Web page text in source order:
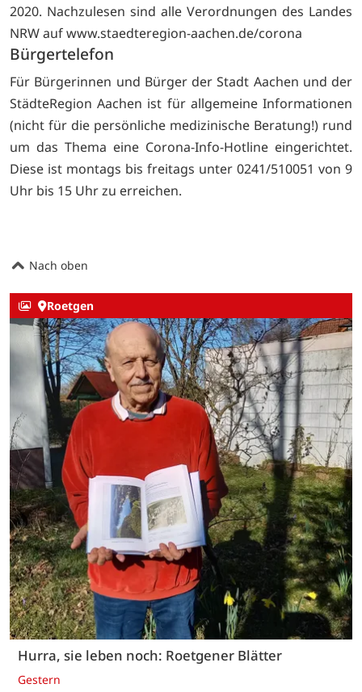
2020. Nachzulesen sind alle Verordnungen des Landes
NRW aufwww.staedteregion-aachen.de/corona
Bürgertelefon
Für Bürgerinnen und Bürger der Stadt Aachen und der
StädteRegion Aachen ist für allgemeine Informationen
(nicht für die persönliche medizinische Beratung!) rund
um das Thema eine Corona-Info-Hotline eingerichtet.
Diese ist montags bis freitags unter 0241/510051 von 9
Uhr bis 15 Uhr zu erreichen.
Nach oben
Roetgen
Hurra, sie leben noch: Roetgener Blätter
Gestern